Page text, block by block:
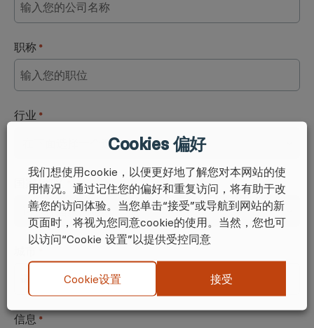
职称 *
行业 *
国家/地区
信息 *
Cookies 偏好
我们想使用cookie，以便更好地了解您对本网站的使
用情况。通过记住您的偏好和重复访问，将有助于改
善您的访问体验。当您单击“接受”或导航到网站的新
页面时，将视为您同意cookie的使用。当然，您也可
以访问“Cookie 设置”以提供受控同意
Cookie设置 接受